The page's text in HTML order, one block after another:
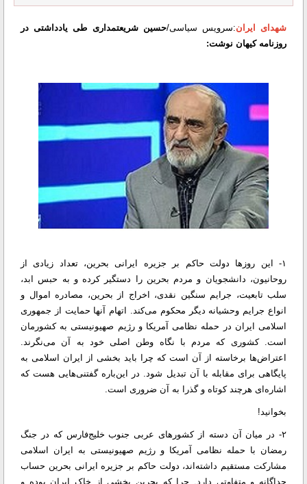
شهدای ایران:سرویس سیاسی/حسین شریعتمداری طی یادداشتی در
روزنامه کیهان نوشت:
۱- این روزها دولت حاکم بر جزیره ایرانی بحرین، تعداد زیادی از
روحانیون، دانشجویان و مردم بحرین را دستگیر کرده و به حبس ابد،
سلب تابعیت، جرایم سنگین نقدی، اخراج از بحرین، مصادره اموال و
انواع جرایم وحشیانه دیگر محکوم می‌کند. اتهام آنها حمایت از جمهوری
اسلامی ایران در حمله نظامی آمریکا و رژیم صهیونیستی به کشورمان
است. کشوری که مردم با نگاه وطن اصلی خود به آن می‌نگرند.
اعتراض‌ها برخاسته از آن است که چرا باید بخشی از ایران اسلامی به
پایگاهی برای مقابله با آن تبدیل شود. در این‌باره گفتنی‌هایی هست که
اشاره‌ای هرچند کوتاه و گذرا به آن ضروری است.
بخوانید!
۲- در میان آن دسته از کشورهای عربی جنوب خلیج‌فارس که در جنگ
رمضان با حمله نظامی آمریکا و رژیم صهیونیستی به ایران اسلامی
مشارکت مستقیم داشته‌اند، دولت حاکم بر جزیره ایرانی بحرین حساب
جداگانه و متفاوتی دارد. چرا که بحرین بخشی از خاک ایران بوده و